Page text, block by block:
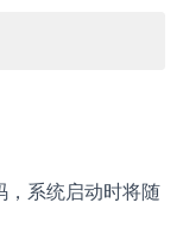
，系统启动时将随